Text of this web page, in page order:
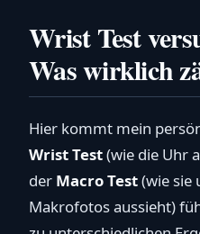
Wrist Test
Was wirklich
Hier kommt mein
Wrist Test(wie die Uhr
der Macro Test(wie sie
Makrofotos aussieht)